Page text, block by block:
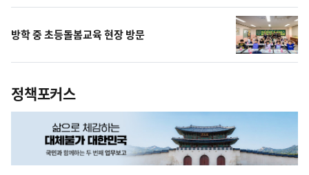
방학 중 초등돌봄교육 현장 방문
정책포커스